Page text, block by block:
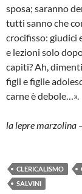
sposa; saranno
tutti sanno che
crocifisso: giudici
e lezioni solo
capiti? Ah,
figli e figlie
carne è debole…».
la lepre marzolina
CLERICALISMO
SALVINI